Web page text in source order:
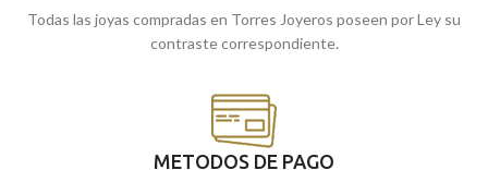
perfecto para la primera comunión.
Puedes encontrarla en nuestras
enviamos a casa.
Todas las joyas compradas en Torres Joyeros poseen por Ley su
contraste correspondiente.
METODOS DE PAGO